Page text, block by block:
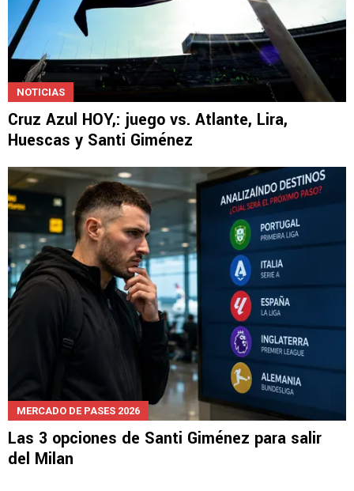
NOTICIAS
Cruz Azul HOY,: juego vs. Atlante, Lira,
Huescas y Santi Giménez
MERCADO DE PASES 2026
Las 3 opciones de Santi Giménez para salir
del Milan